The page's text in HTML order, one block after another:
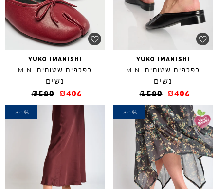
YUKO IMANISHI
כפכפים שטוחים MINI
נשים
₪580 ₪406
YUKO IMANISHI
כפכפים שטוחים MINI
נשים
₪580 ₪406
-30%
-30%